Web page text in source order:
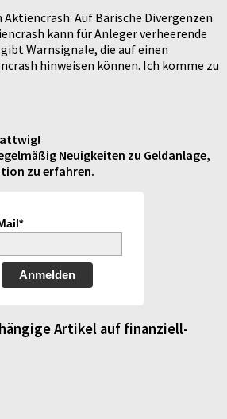
Auf Bärische Divergenzen
kann für Anleger verheerende
Warnsignale, die auf einen
hinweisen können. Ich komme zu
Neuigkeiten zu Geldanlage,
zu erfahren.
Anmelden
Artikel auf finanziell-